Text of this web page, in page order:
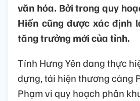
văn hóa. Bởi trong quy
Hiến cũng được xác định
tăng trưởng mới của tỉnh.
Tỉnh Hưng Yên đang thực
dựng, tái hiện thương cảng
Phạm vi quy hoạch phân